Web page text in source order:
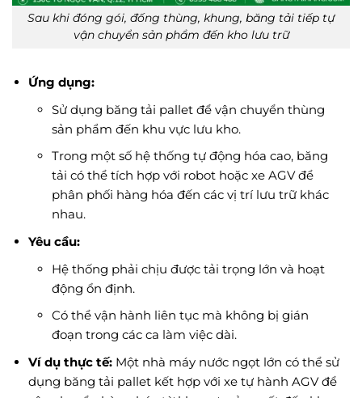
Sau khi đóng gói, đống thùng, khung, băng tải tiếp tự
vận chuyển sản phẩm đến kho lưu trữ
Ứng dụng:
Sử dụng băng tải pallet để vận chuyển thùng
sản phẩm đến khu vực lưu kho.
Trong một số hệ thống tự động hóa cao, băng
tải có thể tích hợp với robot hoặc xe AGV để
phân phối hàng hóa đến các vị trí lưu trữ khác
nhau.
Yêu cầu:
Hệ thống phải chịu được tải trọng lớn và hoạt
động ổn định.
Có thể vận hành liên tục mà không bị gián
đoạn trong các ca làm việc dài.
Ví dụ thực tế: Một nhà máy nước ngọt lớn có thể sử
dụng băng tải pallet kết hợp với xe tự hành AGV để